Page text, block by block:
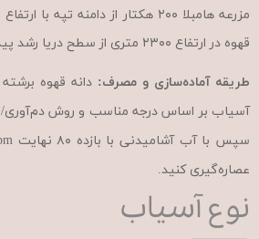
مزرعه هامبلا ۲۰۰ هکتار از دامنه تپه
قهوه در ارتفاع ۲۳۰۰ متری از سطح دریا رشد پیدا می‌کند.
طریقه آماده‌سازی و مصرف: دانه قهوه
آسیاب بر اساس درجه مناسب و روش دم‌آوری/
عصاره‌گیری کنید.
نوع آسیاب